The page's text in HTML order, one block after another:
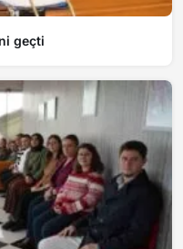
geçti